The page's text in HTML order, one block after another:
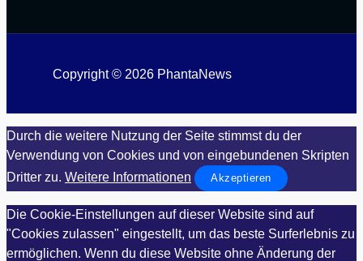
Copyright © 2026 PhantaNews
Durch die weitere Nutzung der Seite stimmst du der
Verwendung von Cookies und von eingebundenen Skripten
Dritter zu. Weitere Informationen Akzeptieren
Die Cookie-Einstellungen auf dieser Website sind auf
"Cookies zulassen" eingestellt, um das beste Surferlebnis zu
ermöglichen. Wenn du diese Website ohne Änderung der